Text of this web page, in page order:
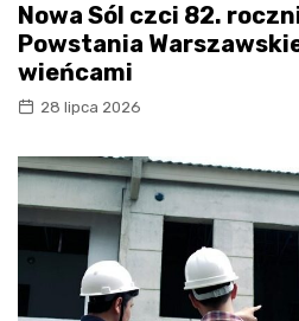
Nowa Sól czci 82.
Powstania
wieńcami
28 lipca 2026